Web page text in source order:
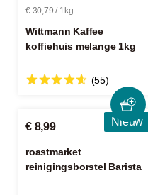
€ 30,79 / 1kg
Wittmann Kaffee
koffiehuis melange 1kg
(55)
Nieuw
€ 8,99
roastmarket
reinigingsborstel Barista